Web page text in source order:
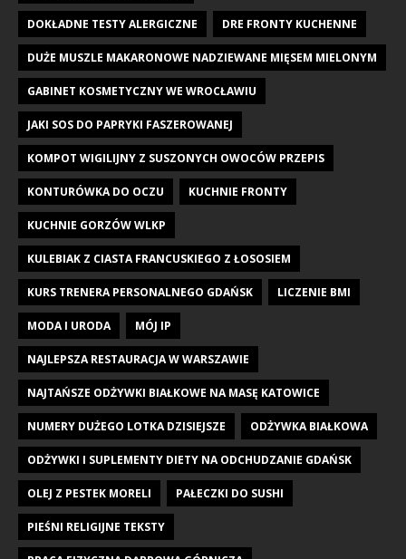
DOKŁADNE TESTY ALERGICZNE DRE FRONTY KUCHENNE
DUŻE MUSZLE MAKARONOWE NADZIEWANE MIĘSEM MIELONYM
GABINET KOSMETYCZNY WE WROCŁAWIU
JAKI SOS DO PAPRYKI FASZEROWANEJ
KOMPOT WIGILIJNY Z SUSZONYCH OWOCÓW PRZEPIS
KONTURÓWKA DO OCZU KUCHNIE FRONTY
KUCHNIE GORZÓW WLKP
KULEBIAK Z CIASTA FRANCUSKIEGO Z ŁOSOSIEM
KURS TRENERA PERSONALNEGO GDAŃSK LICZENIE BMI
MODA I URODA MÓJ IP
NAJLEPSZA RESTAURACJA W WARSZAWIE
NAJTAŃSZE ODŻYWKI BIAŁKOWE NA MASĘ KATOWICE
NUMERY DUŻEGO LOTKA DZISIEJSZE ODŻYWKA BIAŁKOWA
ODŻYWKI I SUPLEMENTY DIETY NA ODCHUDZANIE GDAŃSK
OLEJ Z PESTEK MORELI PAŁECZKI DO SUSHI
PIEŚNI RELIGIJNE TEKSTY